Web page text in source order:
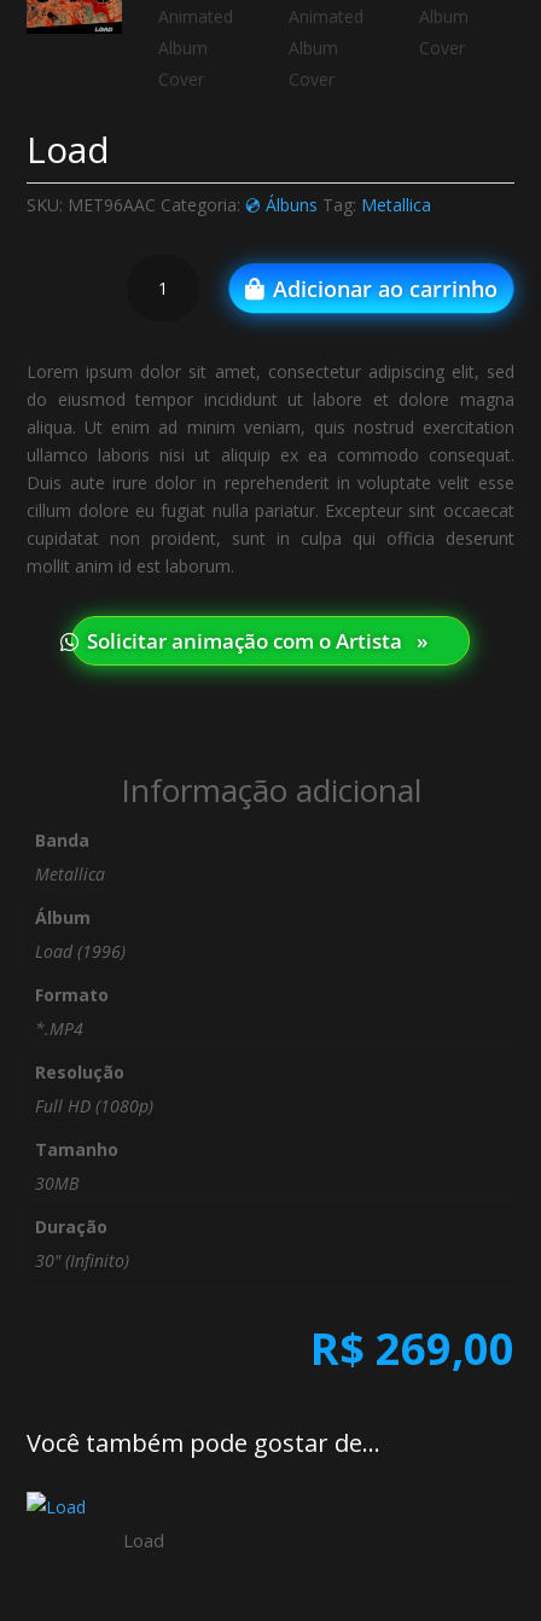
Load
SKU: MET96AAC Categoria:💿 Álbuns Tag: Metallica
quantidade
Adicionar ao carrinho
Lorem ipsum dolor sit amet, consectetur adipiscing elit, sed
do eiusmod tempor incididunt ut labore et dolore magna
aliqua. Ut enim ad minim veniam, quis nostrud exercitation
ullamco laboris nisi ut aliquip ex ea commodo consequat.
Duis aute irure dolor in reprehenderit in voluptate velit esse
cillum dolore eu fugiat nulla pariatur. Excepteur sint occaecat
cupidatat non proident, sunt in culpa qui officia deserunt
mollit anim id est laborum.
Solicitar animação com o Artista⠀»
Informação adicional
Banda
Metallica
Álbum
Load (1996)
Formato
*.MP4
Resolução
Full HD (1080p)
Tamanho
30MB
Duração
30" (Infinito)
R$ 269,00
Você também pode gostar de…
Load